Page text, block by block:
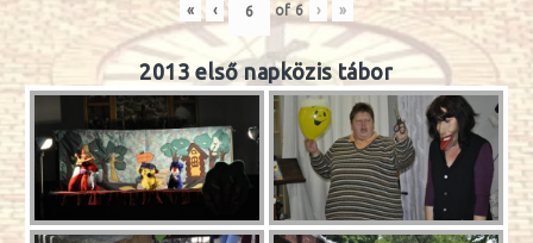
« ‹ of6 › »
2013 első napközis tábor